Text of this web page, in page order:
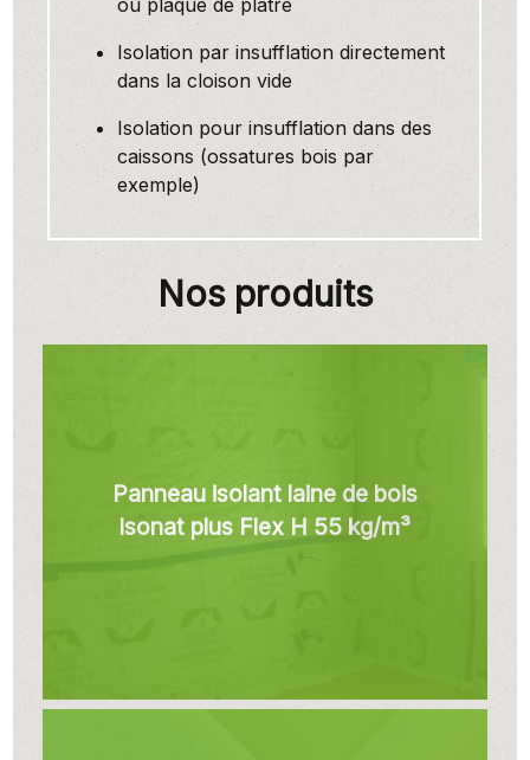
Isolation par insufflation directement
dans la cloison vide
Isolation pour insufflation dans des
caissons (ossatures bois par
exemple)
Nos produits
Panneau isolant laine de bois
Isonat plus Flex H 55 kg/m³